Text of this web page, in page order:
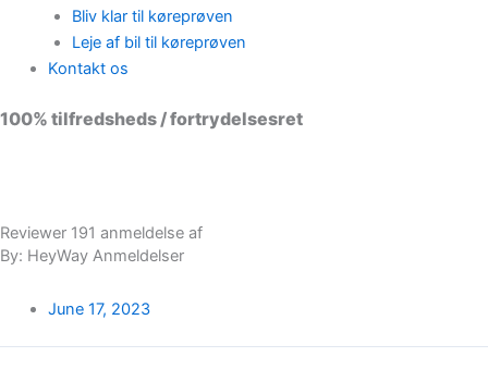
Bliv klar til køreprøven
Leje af bil til køreprøven
Kontakt os
100% tilfredsheds / fortrydelsesret
Reviewer 191 anmeldelse af
By: HeyWay Anmeldelser
June 17, 2023